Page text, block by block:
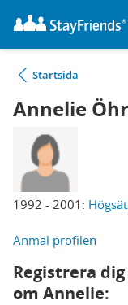
Startsida
Annelie
1992 - 2001:
Anmäl profilen
Registrera
om Annelie: